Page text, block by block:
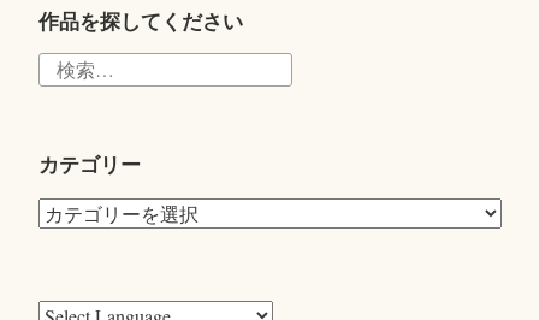
r
作品を探してください
カテゴリー
カ
リ